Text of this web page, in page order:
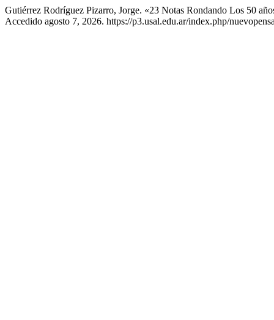
Gutiérrez Rodríguez Pizarro, Jorge. «23 Notas Rondando Los 50
Accedido agosto 7, 2026. https://p3.usal.edu.ar/index.php/